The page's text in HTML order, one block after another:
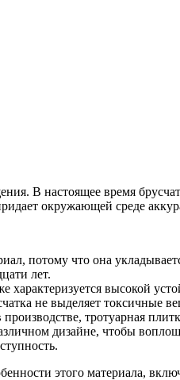
В настоящее время
окружающей среде
потому что она
лет.
характеризуется высокой
не выделяет
тротуарная
дизайне, чтобы
этого материала,